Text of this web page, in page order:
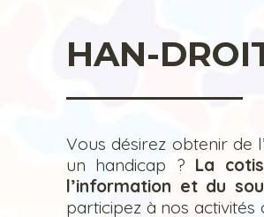
HAN-
Vous désirez obtenir de
un handicap ? La
l’information et du
participez à nos